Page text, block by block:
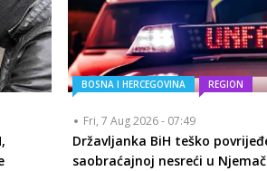
BOSNA I HERCEGOVINA REGION
Fri, 7 Aug 2026 - 07:49
Državljanka BiH teško
saobraćajnoj nesreći u